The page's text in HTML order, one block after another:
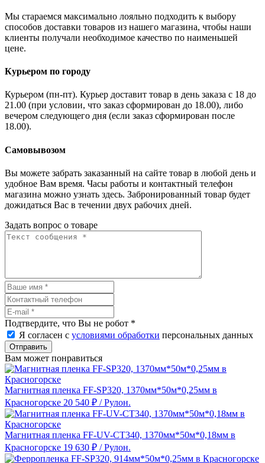
Мы стараемся максимально лояльно подходить к выбору
способов доставки товаров из нашего магазина, чтобы наши
клиенты получали необходимое качество по наименьшей
цене.
Курьером по городу
Курьером (пн-пт). Курьер доставит товар в день заказа с 18 до
21.00 (при условии, что заказ сформирован до 18.00), либо
вечером следующего дня (если заказ сформирован после
18.00).
Самовывозом
Вы можете забрать заказанный на сайте товар в любой день и
удобное Вам время. Часы работы и контактный телефон
магазина можно узнать здесь. Забронированный товар будет
дожидаться Вас в течении двух рабочих дней.
Задать вопрос о товаре
Подтвердите, что Вы не робот *
Я согласен с условиями обработки персональных данных
Отправить
Вам может понравиться
Магнитная пленка FF-SP320, 1370мм*50м*0,25мм в
Красногорске 20 540 ₽ / Рулон.
Магнитная пленка FF-UV-CT340, 1370мм*50м*0,18мм в
Красногорске 19 630 ₽ / Рулон.